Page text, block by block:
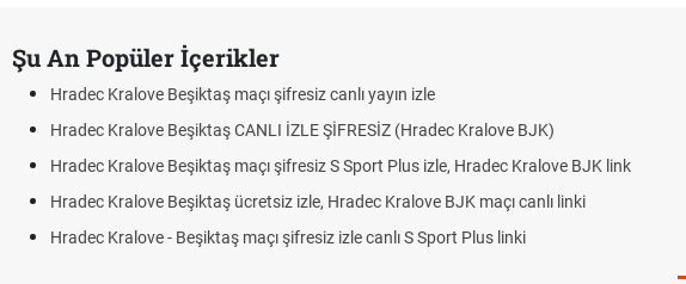
Şu An Popüler İçerikler
Kralove Beşiktaş maçı şifresiz canlı yayın izle
Kralove Beşiktaş CANLI İZLE ŞİFRESİZ (Hradec Kralove BJK)
Kralove Beşiktaş maçı şifresiz S Sport Plus izle, Hradec Kralove BJK link
Kralove Beşiktaş ücretsiz izle, Hradec Kralove BJK maçı canlı linki
Kralove - Beşiktaş maçı şifresiz izle canlı S Sport Plus linki